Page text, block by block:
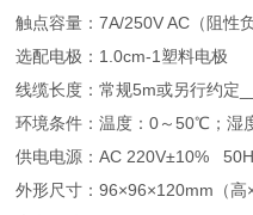
触点容量：7A/250V AC（阻性
选配电极：1.0cm-1塑料电极
线缆长度：常规5m或另行约定
环境条件：温度：0～50℃；湿
供电电源：AC 220V±10%
外形尺寸：96×96×120mm（高